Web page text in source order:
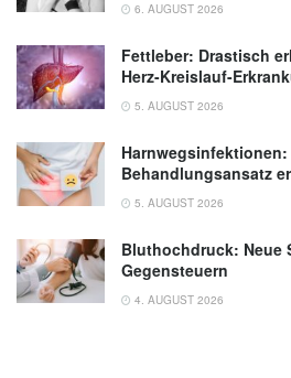
6. AUGUST 2026
Fettleber: Drastisch
Herz-Kreislauf-
5. AUGUST 2026
Harnwegsinfektionen:
Behandlungsansatz
5. AUGUST 2026
Bluthochdruck: Neue
Gegensteuern
4. AUGUST 2026